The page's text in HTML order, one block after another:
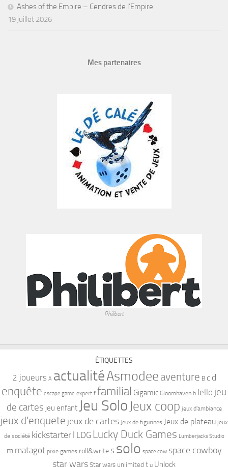
Ashes of the Empire – Cendres de l’Empire
19 juillet 2026
Mes partenaires
Philibert
ÉTIQUETTES
2 joueurs A actualitéAsmodee aventure B c d
enquête escape game expert f familial Gigamic Gloomhaven h Iello jeu
de cartes jeu enfant Jeu Solo Jeux coop jeux d'ambiance
jeux d'enquete jeux de cartes Jeux de figurines Jeux de plateau jeux
de société kickstarter l LDG Lucky Duck Games Lumberjacks Studio
m matagot pixie games roll&write s solo space cow space cowboy
star wars Star wars unlimited t u Unlock